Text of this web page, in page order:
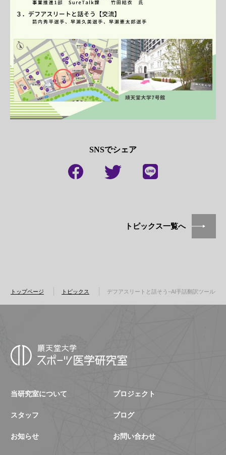
SNSでシェア
トピックス一覧へ
トップページ トピックス デフアスリートと話そう−AI手話翻訳ツール体
当研究室について プロジェクト
スタッフ ブログ
お知らせ お問い合わせ